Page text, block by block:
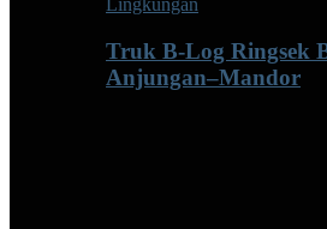
Lingkungan
Truk B-Log Ringsek
Anjungan–Mandor